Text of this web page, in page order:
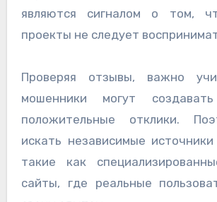
являются сигналом о том,
проекты не следует
Проверяя отзывы, важно
мошенники могут
положительные отклики.
искать независимые
такие как
сайты, где реальные